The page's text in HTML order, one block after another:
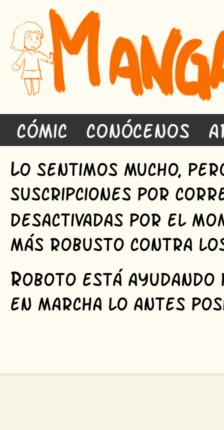
Cómic Conócenos
Lo sentimos mucho,
suscripciones por
desactivadas por el
más robusto contra
Roboto está ayudando
en marcha lo antes